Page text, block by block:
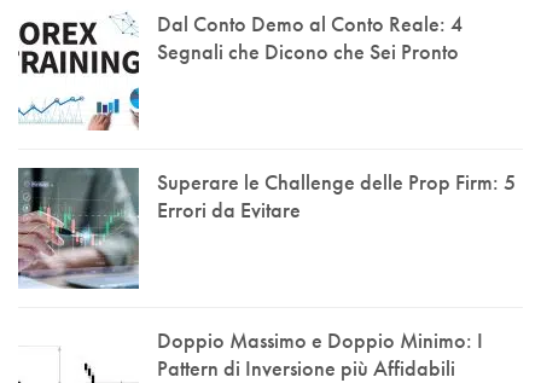
Dal Conto Demo al Conto Reale: 4
Segnali che Dicono che Sei Pronto
Superare le Challenge delle Prop Firm: 5
Errori da Evitare
Doppio Massimo e Doppio Minimo: I
Pattern di Inversione più Affidabili